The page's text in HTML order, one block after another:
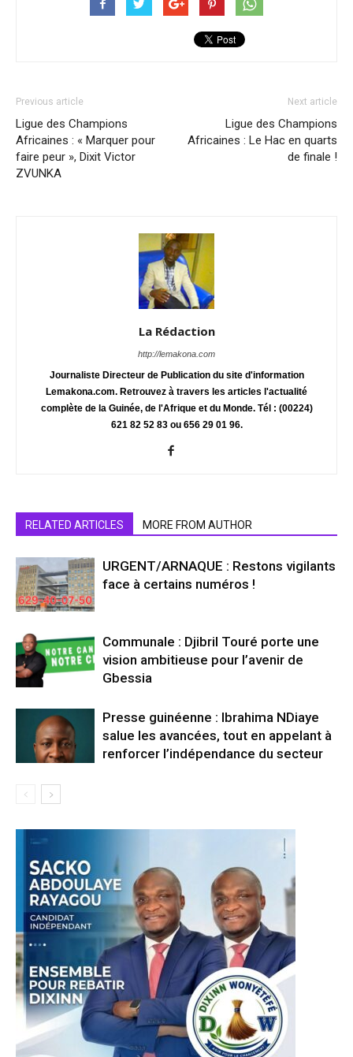
Previous article
Ligue des Champions
Africaines : « Marquer pour
faire peur », Dixit Victor
ZVUNKA
Next article
Ligue des Champions
Africaines : Le Hac en quarts
de finale !
La Rédaction
http://lemakona.com
Journaliste Directeur de Publication du site d'information
Lemakona.com. Retrouvez à travers les articles l'actualité
complète de la Guinée, de l'Afrique et du Monde. Tél : (00224)
621 82 52 83 ou 656 29 01 96.
RELATED ARTICLES MORE FROM AUTHOR
URGENT/ARNAQUE : Restons vigilants
face à certains numéros !
Communale : Djibril Touré porte une
vision ambitieuse pour l’avenir de
Gbessia
Presse guinéenne : Ibrahima NDiaye
salue les avancées, tout en appelant à
renforcer l’indépendance du secteur